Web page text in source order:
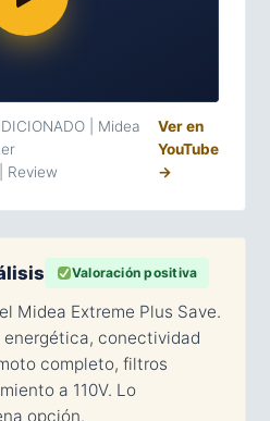
| Midea
Review
Ver en
YouTube
→
Valoración positiva
Midea Extreme Plus Save.
conectividad
completo, filtros
a 110V. Lo
opción.